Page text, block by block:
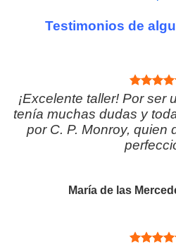
Testimonios de
¡Excelente taller! Por ser
tenía muchas dudas y
por C. P. Monroy, quien
María de las